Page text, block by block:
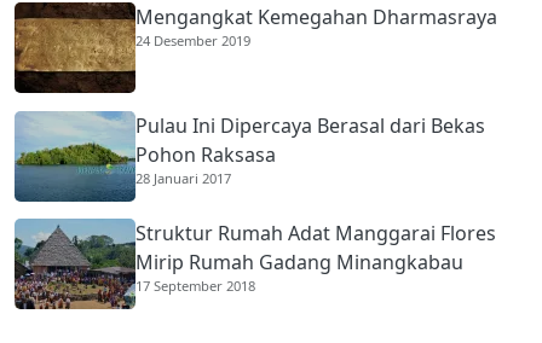
Mengangkat Kemegahan Dharmasraya
24 Desember 2019
Pulau Ini Dipercaya Berasal dari Bekas
Pohon Raksasa
28 Januari 2017
Struktur Rumah Adat Manggarai Flores
Mirip Rumah Gadang Minangkabau
17 September 2018